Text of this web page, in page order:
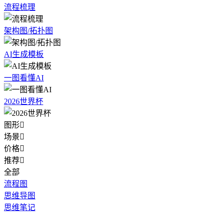
流程梳理
架构图/拓扑图
AI生成模板
一图看懂AI
2026世界杯
图形
场景
价格
推荐
全部
流程图
思维导图
思维笔记